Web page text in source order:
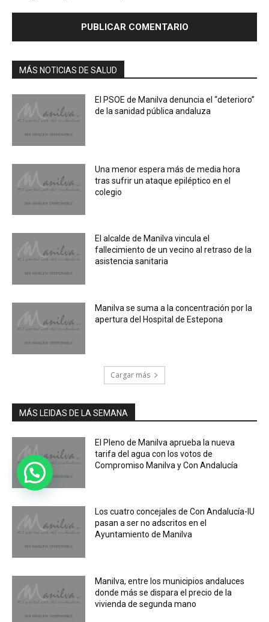
MÁS NOTICIAS DE SALUD
El PSOE de Manilva denuncia el “deterioro”
de la sanidad pública andaluza
Una menor espera más de media hora
tras sufrir un ataque epiléptico en el
colegio
El alcalde de Manilva vincula el
fallecimiento de un vecino al retraso de la
asistencia sanitaria
Manilva se suma a la concentración por la
apertura del Hospital de Estepona
Cargar más
MÁS LEIDAS DE LA SEMANA
El Pleno de Manilva aprueba la nueva
tarifa del agua con los votos de
Compromiso Manilva y Con Andalucía
Los cuatro concejales de Con Andalucía-IU
pasan a ser no adscritos en el
Ayuntamiento de Manilva
Manilva, entre los municipios andaluces
donde más se dispara el precio de la
vivienda de segunda mano